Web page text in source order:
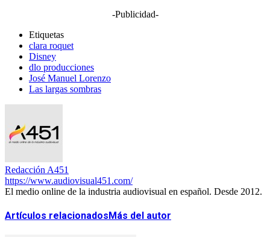
-Publicidad-
Etiquetas
clara roquet
Disney
dlo producciones
José Manuel Lorenzo
Las largas sombras
Redacción A451
https://www.audiovisual451.com/
El medio online de la industria audiovisual en español. Desde 2012.
Artículos relacionados Más del autor